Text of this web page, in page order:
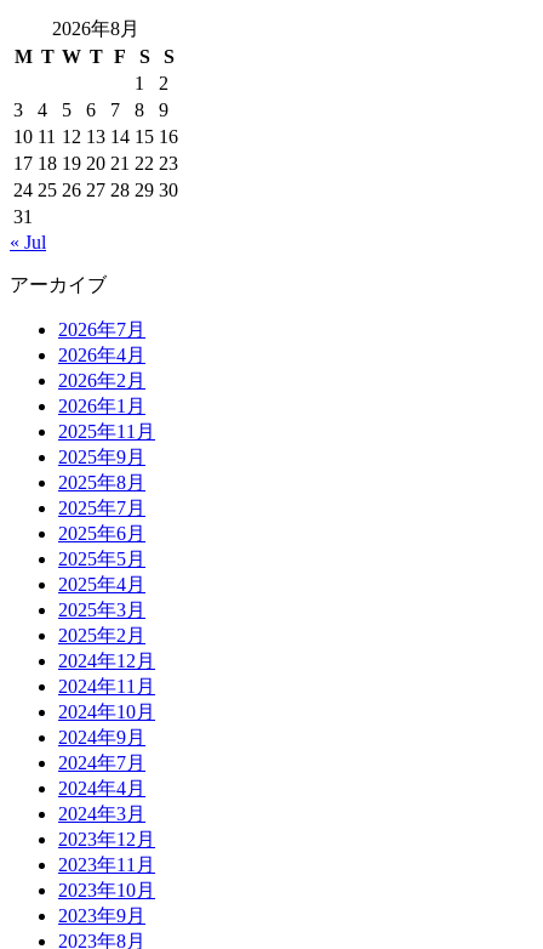
2026年8月
M T W T F S
S
1
2
3
4 5 6 7 8
9
10 11 12 13 14 15 16
17 18 19 20 21 22 23
24 25 26 27 28 29 30
31
« Jul
アーカイブ
2026年7月
2026年4月
2026年2月
2026年1月
2025年11月
2025年9月
2025年8月
2025年7月
2025年6月
2025年5月
2025年4月
2025年3月
2025年2月
2024年12月
2024年11月
2024年10月
2024年9月
2024年7月
2024年4月
2024年3月
2023年12月
2023年11月
2023年10月
2023年9月
2023年8月